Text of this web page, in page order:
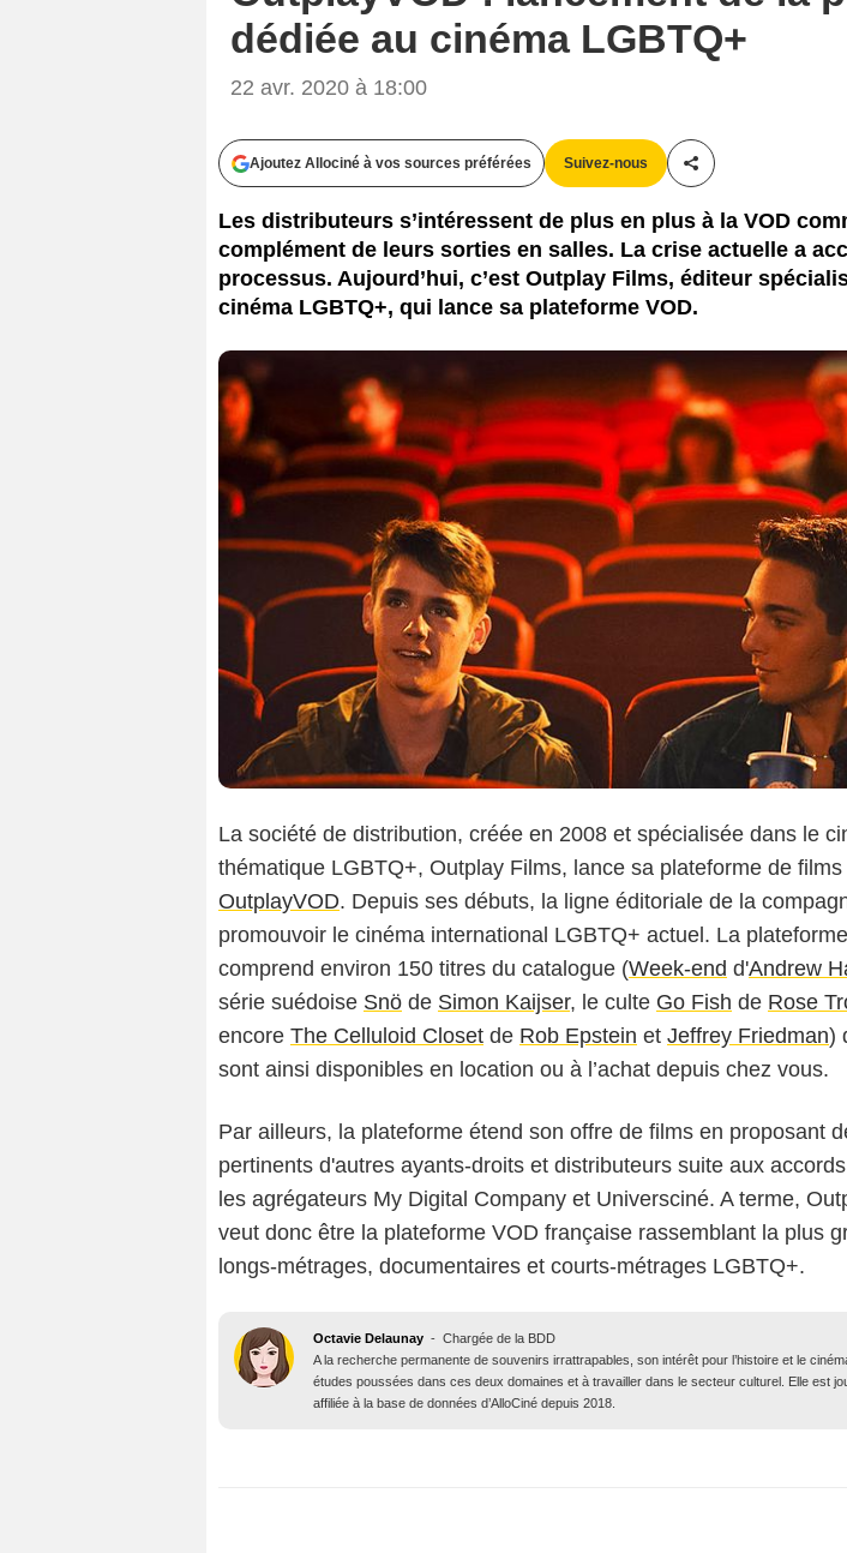
dédiée au cinéma LGBTQ+
22 avr. 2020 à 18:00
Ajoutez Allociné à vos sources préférées Suivez-nous
Partager cet article
Les distributeurs s’intéressent de plus en plus à la VOD
complément de leurs sorties en salles. La crise actuelle a
processus. Aujourd’hui, c’est Outplay Films, éditeur
cinéma LGBTQ+, qui lance sa plateforme VOD.
La société de distribution, créée en 2008 et spécialisée dans le
thématique LGBTQ+, Outplay Films, lance sa plateforme de
OutplayVOD. Depuis ses débuts, la ligne éditoriale de la
promouvoir le cinéma international LGBTQ+ actuel. La
comprend environ 150 titres du catalogue (Week-end d'Andrew
série suédoise Snö de Simon Kaijser, le culte Go Fish de Rose
encore The Celluloid Closet de Rob Epstein et Jeffrey Friedman)
sont ainsi disponibles en location ou à l’achat depuis chez vous.
Par ailleurs, la plateforme étend son offre de films en proposant
pertinents d'autres ayants-droits et distributeurs suite aux
les agrégateurs My Digital Company et Universciné. A terme,
veut donc être la plateforme VOD française rassemblant la plus
longs-métrages, documentaires et courts-métrages LGBTQ+.
Octavie Delaunay - Chargée de la BDD
A la recherche permanente de souvenirs irrattrapables, son intérêt pour l’histoire et le
études poussées dans ces deux domaines et à travailler dans le secteur culturel. Elle est
affiliée à la base de données d’AlloCiné depuis 2018.